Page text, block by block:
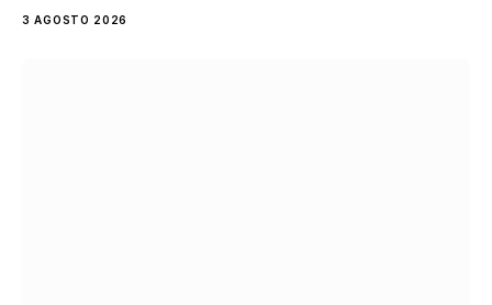
3 AGOSTO 2026